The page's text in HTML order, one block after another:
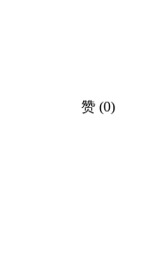
赞 (0)